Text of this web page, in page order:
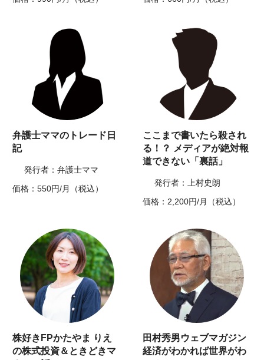
弁護士ママのトレード日
記
発行者：弁護士ママ
価格：550円/月（税込）
ここまで書いたら殺され
る！？ メディアが絶対報
道できない「裏話」
発行者：上村史朗
価格：2,200円/月（税込）
株好きFPかたやま りえ
の株式投資＆ときどきマ
田村秀男ウェブマガジン
経済がわかれば世界がわ